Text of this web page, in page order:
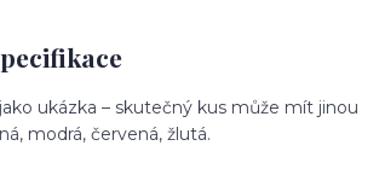
ukázka – skutečný kus může mít jinou
modrá, červená, žlutá.